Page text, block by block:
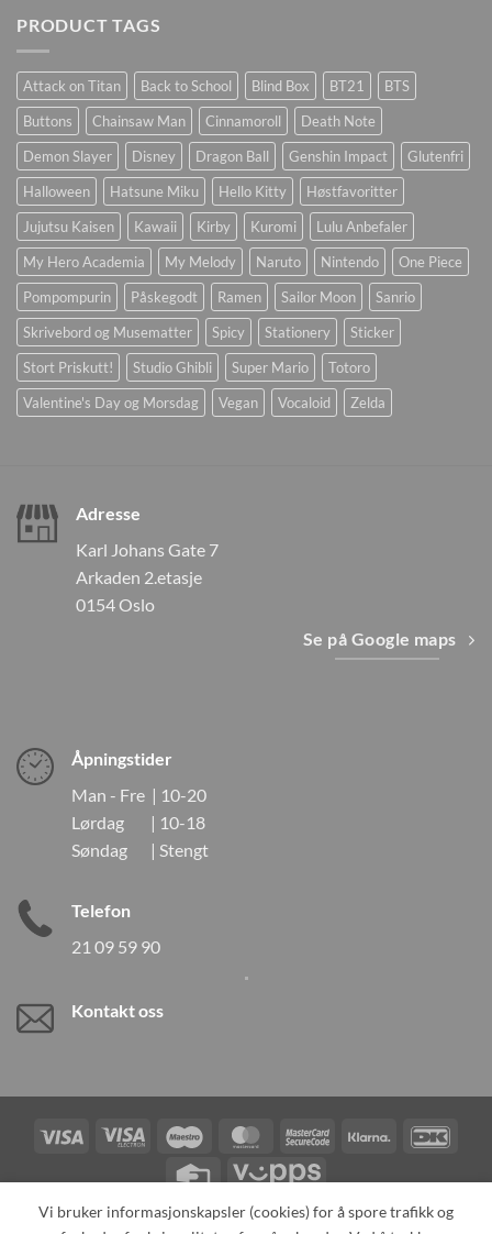
PRODUCT TAGS
Attack on Titan Back to School Blind Box BT21
BTS
Buttons
Chainsaw Man Cinnamoroll
Death Note
Demon Slayer
Disney Dragon Ball Genshin Impact
Glutenfri
Halloween
Hatsune Miku Hello Kitty
Høstfavoritter
Jujutsu Kaisen
Kawaii Kirby Kuromi
Lulu Anbefaler
My Hero Academia
My Melody Naruto Nintendo
One Piece
Pompompurin
Påskegodt Ramen Sailor Moon
Sanrio
Skrivebord og Musematter
Spicy Stationery
Sticker
Stort Priskutt!
Studio Ghibli Super Mario
Totoro
Valentine's Day og Morsdag
Vegan Vocaloid Zelda
Adresse
Karl Johans Gate 7
Arkaden 2.etasje
0154 Oslo
Se på Google maps
Åpningstider
Man - Fre | 10-20
Lørdag | 10-18
Søndag | Stengt
Telefon
21 09 59 90
Kontakt oss
Visa
Visa
Electron
Maestro MasterCardMasterCardKlarna
Credit
Vipps
Vi bruker informasjonskapsler (cookies) for å spore trafikk og